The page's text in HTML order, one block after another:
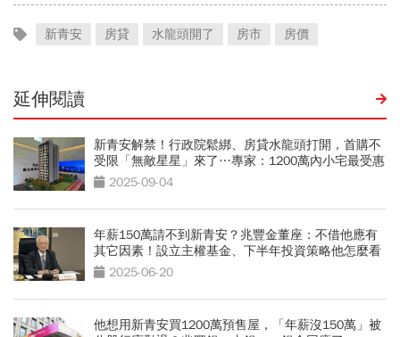
新青安 房貸 水龍頭開了 房市 房價
延伸閱讀
新青安解禁！行政院鬆綁、房貸水龍頭打開，首購不
受限「無敵星星」來了…專家：1200萬內小宅最受惠
2025-09-04
年薪150萬請不到新青安？兆豐金董座：不借他應有
其它因素！設立主權基金、下半年投資策略他怎麼看
2025-06-20
他想用新青安買1200萬預售屋，「年薪沒150萬」被